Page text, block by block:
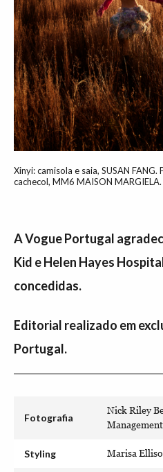
Xinyi: camisola e saia, SUSAN FANG.
cachecol, MM6 MAISON MARGIELA.
A Vogue Portugal
Kid e Helen Hayes
concedidas.
Editorial realizado em
Portugal.
Fotografia
Nick Riley
Styling Marisa